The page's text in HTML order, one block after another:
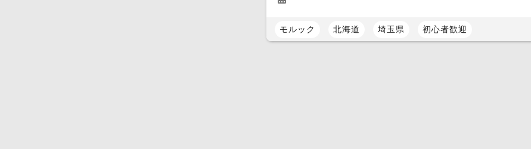
モルック 北海道 埼玉県 初心者歓迎